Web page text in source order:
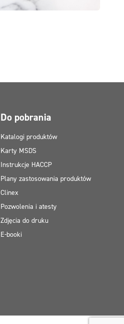
Do pobrania
Katalogi produktów
Karty MSDS
Instrukcje HACCP
Plany zastosowania produktów
Clinex
Pozwolenia i atesty
Zdjęcia do druku
E-booki